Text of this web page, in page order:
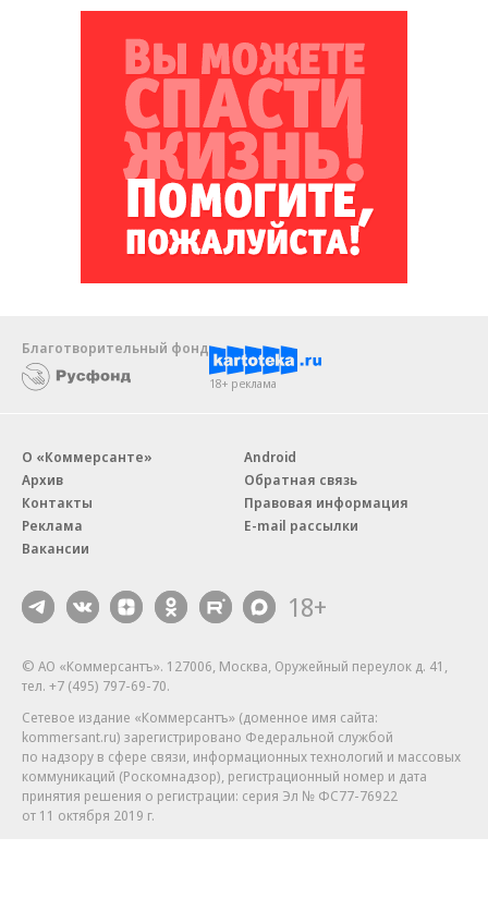
Благотворительный фонд
18+ реклама
О «Коммерсанте»
Архив
Контакты
Реклама
Вакансии
Android
Обратная связь
Правовая информация
E-mail рассылки
18+
© АО «Коммерсантъ». 127006, Москва, Оружейный переулок д. 41,
тел. +7 (495) 797-69-70.
Сетевое издание «Коммерсантъ» (доменное имя сайта:
kommersant.ru) зарегистрировано Федеральной службой
по надзору в сфере связи, информационных технологий и массовых
коммуникаций (Роскомнадзор), регистрационный номер и дата
принятия решения о регистрации: серия Эл № ФС77-76922
от 11 октября 2019 г.